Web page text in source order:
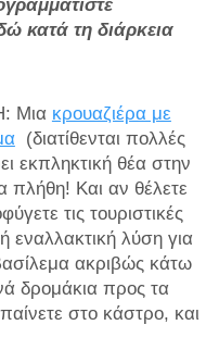
κατά τη διάρκεια
Μια κρουαζιέρα με
(διατίθενται πολλές
εκπληκτική θέα στην
πλήθη! Και αν θέλετε
τις τουριστικές
εναλλακτική λύση για
ακριβώς κάτω
δρομάκια προς τα
στο κάστρο, και